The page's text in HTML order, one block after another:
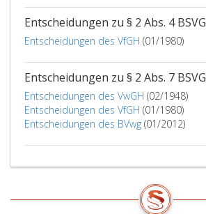
Entscheidungen zu § 2 Abs. 4 BSVG
Entscheidungen des VfGH (01/1980)
Entscheidungen zu § 2 Abs. 7 BSVG
Entscheidungen des VwGH (02/1948)
Entscheidungen des VfGH (01/1980)
Entscheidungen des BVwg (01/2012)